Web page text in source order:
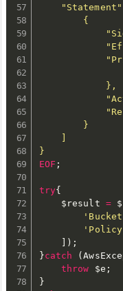
        {
            },
        }
EOF ;
try{
$result =
) ;
}catch (
throw
$e ;
}